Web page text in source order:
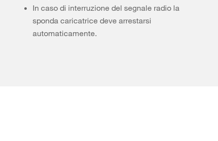
In caso di interruzione del segnale radio la
sponda caricatrice deve arrestarsi
automaticamente.